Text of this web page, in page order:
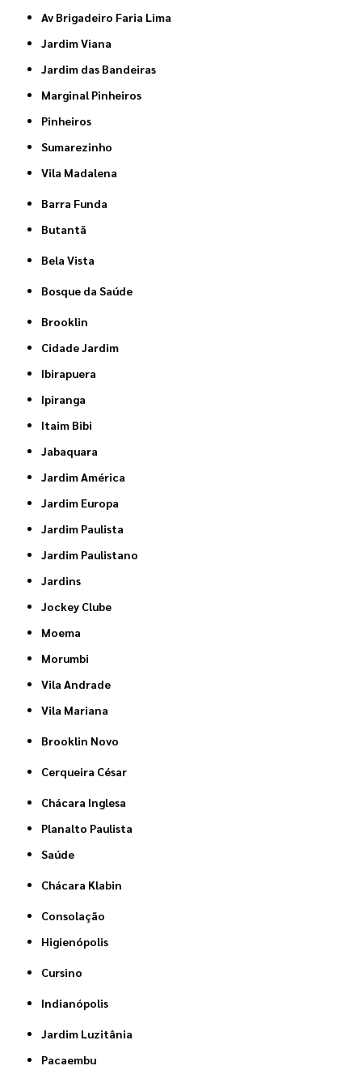
Av Brigadeiro Faria Lima
Jardim Viana
Jardim das Bandeiras
Marginal Pinheiros
Pinheiros
Sumarezinho
Vila Madalena
Barra Funda
Butantã
Bela Vista
Bosque da Saúde
Brooklin
Cidade Jardim
Ibirapuera
Ipiranga
Itaim Bibi
Jabaquara
Jardim América
Jardim Europa
Jardim Paulista
Jardim Paulistano
Jardins
Jockey Clube
Moema
Morumbi
Vila Andrade
Vila Mariana
Brooklin Novo
Cerqueira César
Chácara Inglesa
Planalto Paulista
Saúde
Chácara Klabin
Consolação
Higienópolis
Cursino
Indianópolis
Jardim Luzitânia
Pacaembu